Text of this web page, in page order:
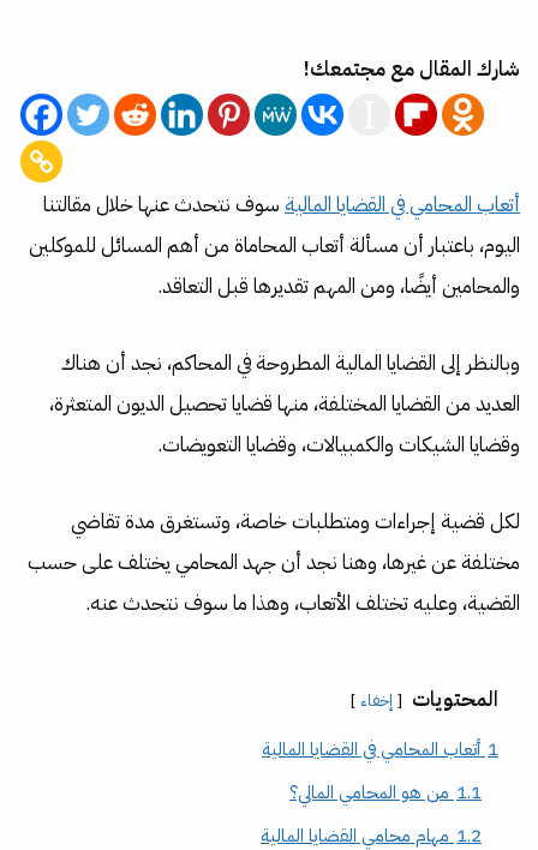
شارك المقال مع مجتمعك!
أتعاب المحامي في القضايا المالية سوف نتحدث عنها خلال مقالتنا
اليوم، باعتبار أن مسألة أتعاب المحاماة من أهم المسائل للموكلين
والمحامين أيضًا، ومن المهم تقديرها قبل التعاقد.
وبالنظر إلى القضايا المالية المطروحة في المحاكم، نجد أن هناك
العديد من القضايا المختلفة، منها قضايا تحصيل الديون المتعثرة،
وقضايا الشيكات والكمبيالات، وقضايا التعويضات.
لكل قضية إجراءات ومتطلبات خاصة، وتستغرق مدة تقاضي
مختلفة عن غيرها، وهنا نجد أن جهد المحامي يختلف على حسب
القضية، وعليه تختلف الأتعاب، وهذا ما سوف نتحدث عنه.
المحتويات إخفاء
1 أتعاب المحامي في القضايا المالية
1.1 من هو المحامي المالي؟
1.2 مهام محامي القضايا المالية